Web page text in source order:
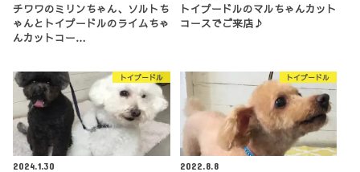
チワワのミリンちゃん、ソルトち
ゃんとトイプードルのライムちゃ
んカットコー…
トイプードルのマルちゃんカット
コースでご来店♪
トイプードル
2024.1.30
トイプードル
2022.8.8